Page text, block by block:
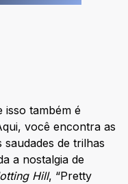
isso também é
você encontra as
de trilhas
a nostalgia de
Hill, “Pretty